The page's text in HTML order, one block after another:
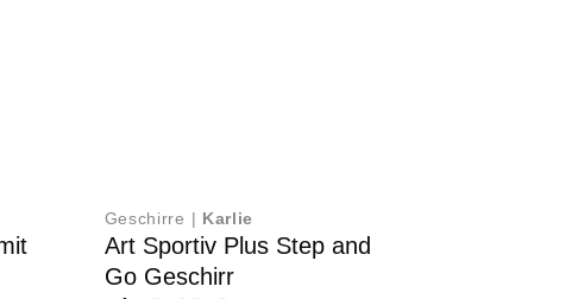
Geschirre | Karlie
Art Sportiv Plus Step and
Go Geschirr